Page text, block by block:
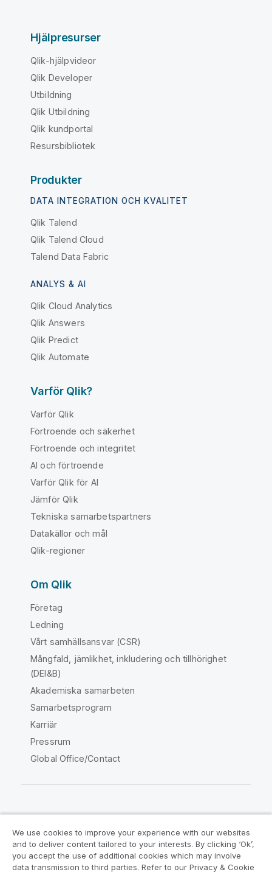
Hjälpresurser
Qlik-hjälpvideor
Qlik Developer
Utbildning
Qlik Utbildning
Qlik kundportal
Resursbibliotek
Produkter
DATA INTEGRATION OCH KVALITET
Qlik Talend
Qlik Talend Cloud
Talend Data Fabric
ANALYS & AI
Qlik Cloud Analytics
Qlik Answers
Qlik Predict
Qlik Automate
Varför Qlik?
Varför Qlik
Förtroende och säkerhet
Förtroende och integritet
AI och förtroende
Varför Qlik för AI
Jämför Qlik
Tekniska samarbetspartners
Datakällor och mål
Qlik-regioner
Om Qlik
Företag
Ledning
Vårt samhällsansvar (CSR)
Mångfald, jämlikhet, inkludering och tillhörighet
(DEI&B)
Akademiska samarbeten
Samarbetsprogram
Karriär
Pressrum
Global Office/Contact
Juridiska avtal
Produktvillkor
Legal Policies
Legal Policies
We use cookies to improve your experience with our websites
and to deliver content tailored to your interests. By clicking ‘Ok’,
you accept the use of additional cookies which may involve
data transmission to third parties. Refer to our Privacy & Cookie